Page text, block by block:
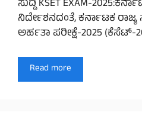
ಸುದ್ದಿ KSET EXAM-
ನಿರ್ದೇಶನದಂತೆ, ಕರ್ನಾಟಕ
ಅರ್ಹತಾ ಪರೀಕ್ಷೆ-2025 (ಕೆಸೆಟ್-
Read more